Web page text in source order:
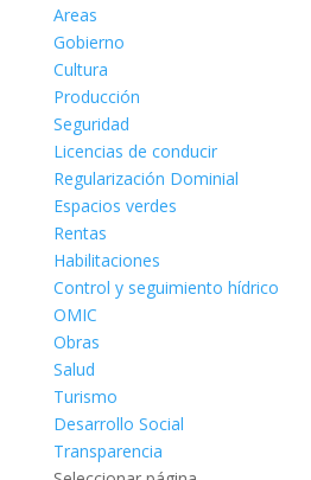
Areas
Gobierno
Cultura
Producción
Seguridad
Licencias de conducir
Regularización Dominial
Espacios verdes
Rentas
Habilitaciones
Control y seguimiento hídrico
OMIC
Obras
Salud
Turismo
Desarrollo Social
Transparencia